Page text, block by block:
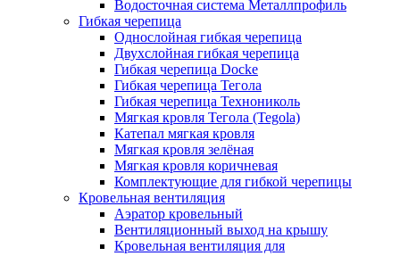
Водосточная система Металлпрофиль
Гибкая черепица
Однослойная гибкая черепица
Двухслойная гибкая черепица
Гибкая черепица Docke
Гибкая черепица Тегола
Гибкая черепица Технониколь
Мягкая кровля Тегола (Tegola)
Катепал мягкая кровля
Мягкая кровля зелёная
Мягкая кровля коричневая
Комплектующие для гибкой черепицы
Кровельная вентиляция
Аэратор кровельный
Вентиляционный выход на крышу
Кровельная вентиляция для